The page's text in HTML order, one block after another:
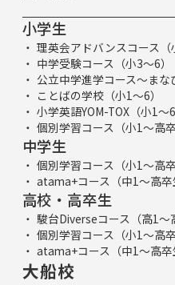
小学生
理英会アドバンスコース（
中学受験コース（小3～6）
公立中学進学コース～まな
ことばの学校（小1～6）
小学英語YOM-TOX（小1～6
個別学習コース（小1～高卒
中学生
個別学習コース（小1～高卒
atama+コース（中1～高卒
高校・高卒生
駿台Diverseコース（高1～
個別学習コース（小1～高卒
atama+コース（中1～高卒
大船校